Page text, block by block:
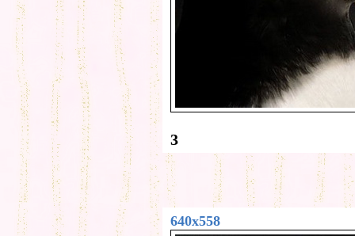
3
640x558